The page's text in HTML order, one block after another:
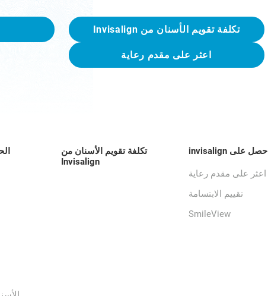
تكلفة تقويم الأسنان من Invisalign
اعثر على مقدم رعاية
تكلفة تقويم الأسنان من
Invisalign
احصل على invisalign
اعثر على مقدم رعاية
تقييم الابتسامة
SmileView